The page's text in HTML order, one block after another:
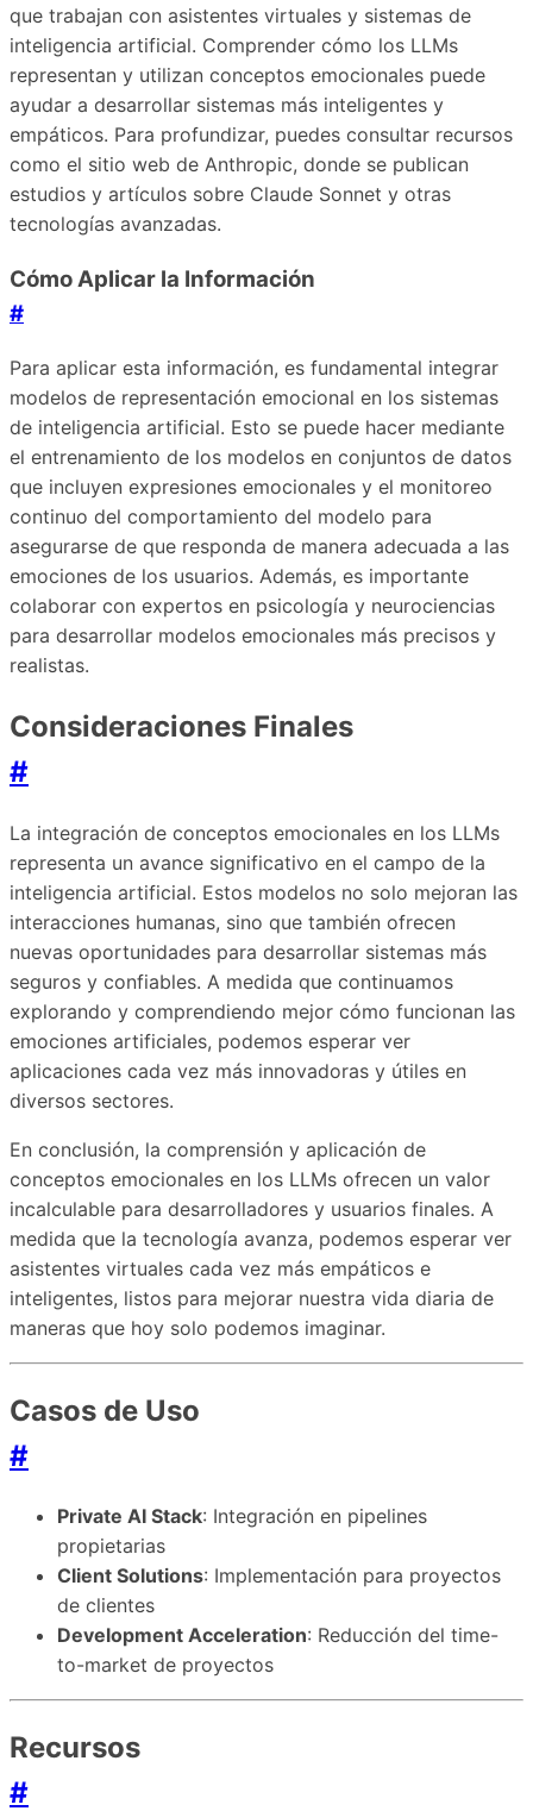
que trabajan con asistentes virtuales y sistemas de
inteligencia artificial. Comprender cómo los LLMs
representan y utilizan conceptos emocionales puede
ayudar a desarrollar sistemas más inteligentes y
empáticos. Para profundizar, puedes consultar recursos
como el sitio web de Anthropic, donde se publican
estudios y artículos sobre Claude Sonnet y otras
tecnologías avanzadas.
Cómo Aplicar la Información
#
Para aplicar esta información, es fundamental integrar
modelos de representación emocional en los sistemas
de inteligencia artificial. Esto se puede hacer mediante
el entrenamiento de los modelos en conjuntos de datos
que incluyen expresiones emocionales y el monitoreo
continuo del comportamiento del modelo para
asegurarse de que responda de manera adecuada a las
emociones de los usuarios. Además, es importante
colaborar con expertos en psicología y neurociencias
para desarrollar modelos emocionales más precisos y
realistas.
Consideraciones Finales
#
La integración de conceptos emocionales en los LLMs
representa un avance significativo en el campo de la
inteligencia artificial. Estos modelos no solo mejoran las
interacciones humanas, sino que también ofrecen
nuevas oportunidades para desarrollar sistemas más
seguros y confiables. A medida que continuamos
explorando y comprendiendo mejor cómo funcionan las
emociones artificiales, podemos esperar ver
aplicaciones cada vez más innovadoras y útiles en
diversos sectores.
En conclusión, la comprensión y aplicación de
conceptos emocionales en los LLMs ofrecen un valor
incalculable para desarrolladores y usuarios finales. A
medida que la tecnología avanza, podemos esperar ver
asistentes virtuales cada vez más empáticos e
inteligentes, listos para mejorar nuestra vida diaria de
maneras que hoy solo podemos imaginar.
Casos de Uso
#
Private AI Stack: Integración en pipelines
propietarias
Client Solutions: Implementación para proyectos
de clientes
Development Acceleration: Reducción del time-
to-market de proyectos
Recursos
#